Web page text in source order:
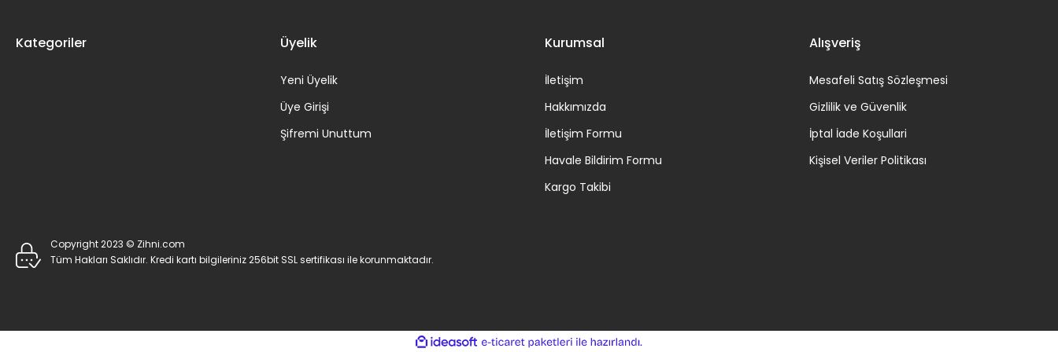
Kategoriler Üyelik
Yeni Üyelik
Üye Girişi
Şifremi Unuttum
Kurumsal
İletişim
Hakkımızda
İletişim Formu
Havale Bildirim Formu
Kargo Takibi
Alışveriş
Mesafeli Satış Sözleşmesi
Gizlilik ve Güvenlik
İptal İade Koşullari
Kişisel Veriler Politikası
Copyright 2023 © Zihni.com
Tüm Hakları Saklıdır. Kredi kartı bilgileriniz 256bit SSL sertifikası ile korunmaktadır.
ideasoft
e-